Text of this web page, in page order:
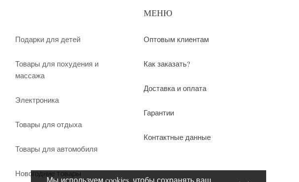
Подарки для детей
Товары для похудения и
массажа
Электроника
Товары для отдыха
Товары для автомобиля
Новогодние товары
МЕНЮ
Оптовым клиентам
Как заказать?
Доставка и оплата
Гарантии
Контактные данные
Мы используем cookies, чтобы сохранять ваш